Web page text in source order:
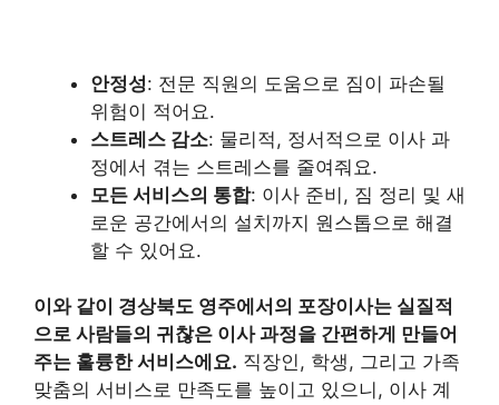
안정성: 전문 직원의 도움으로 짐이 파손될
위험이 적어요.
스트레스 감소: 물리적, 정서적으로 이사 과
정에서 겪는 스트레스를 줄여줘요.
모든 서비스의 통합: 이사 준비, 짐 정리 및 새
로운 공간에서의 설치까지 원스톱으로 해결
할 수 있어요.
이와 같이 경상북도 영주에서의 포장이사는 실질적
으로 사람들의 귀찮은 이사 과정을 간편하게 만들어
주는 훌륭한 서비스에요. 직장인, 학생, 그리고 가족
맞춤의 서비스로 만족도를 높이고 있으니, 이사 계